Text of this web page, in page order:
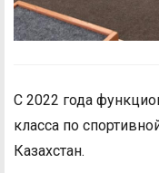
С 2022 года
класса по
Казахстан.